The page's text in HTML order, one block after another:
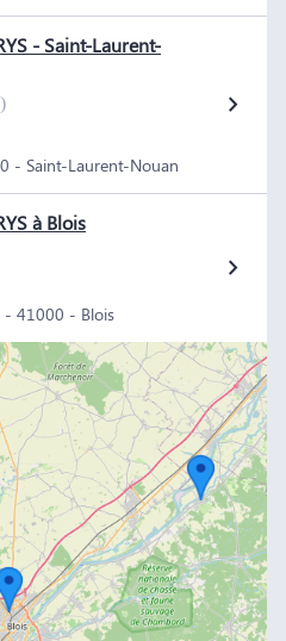
- Saint-Laurent-
- Saint-Laurent-Nouan
à Blois
- 41000 - Blois